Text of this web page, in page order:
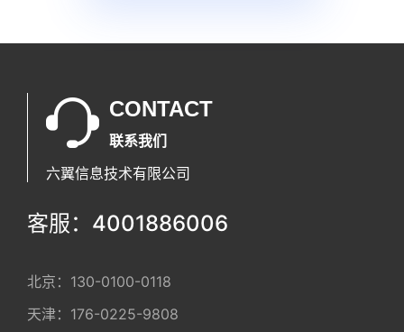
CONTACT
联系我们
六翼信息技术有限公司
客服：4001886006
北京： 130-0100-0118
天津： 176-0225-9808